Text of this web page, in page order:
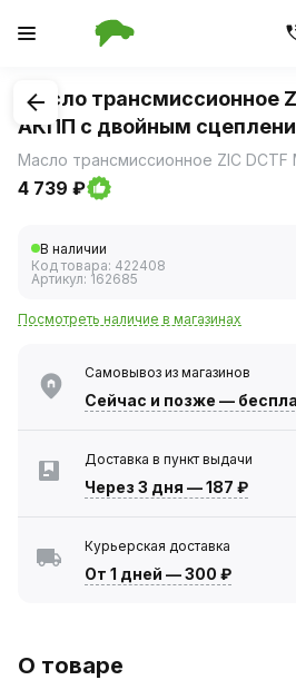
1/1
Масло трансмиссионное
АКПП с двойным
4 739 ₽
В наличии
Код товара: 422408
Артикул: 162685
Посмотреть наличие в магазинах
Самовывоз из магазинов
Сейчас и позже —
Доставка в пункт выдачи
Через 3 дня —187 ₽
Курьерская доставка
От 1 дней —300 ₽
О товаре